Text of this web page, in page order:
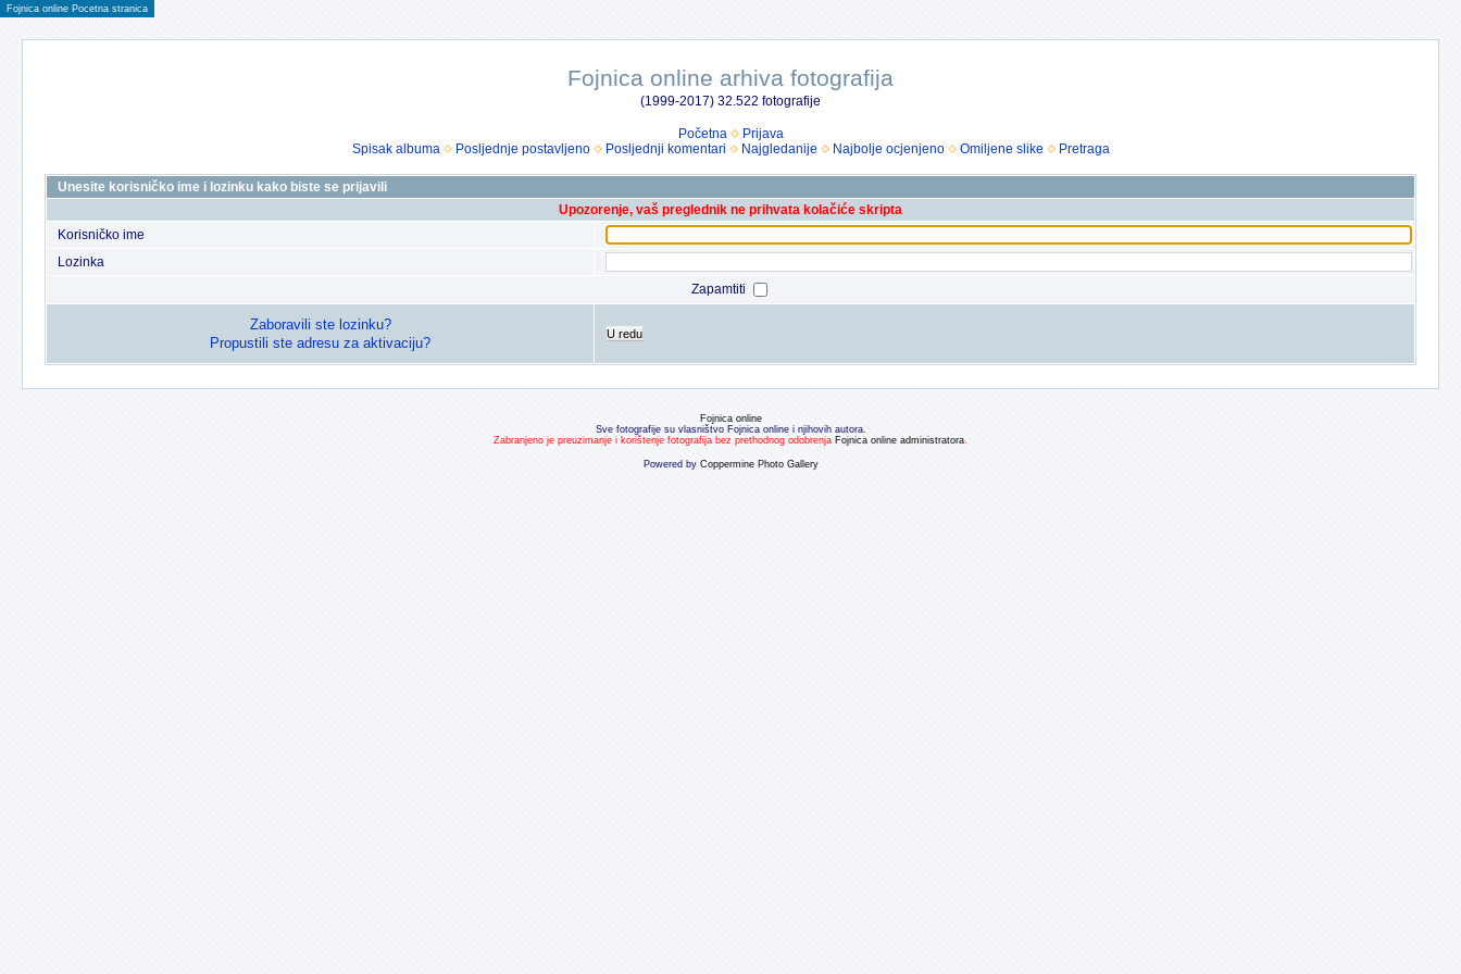
Fojnica online Pocetna stranica
Fojnica online arhiva fotografija
(1999-2017) 32.522 fotografije
Početna
Prijava
Spisak albuma
Posljednje postavljeno Posljednji komentari Najgledanije Najbolje ocjenjeno Omiljene slike Pretraga
Unesite korisničko ime i lozinku kako biste se prijavili
Upozorenje, vaš preglednik ne prihvata kolačiće skripta
Korisničko ime
Lozinka
Zapamtiti
Zaboravili ste lozinku?
Propustili ste adresu za aktivaciju?
U redu
Fojnica online
Sve fotografije su vlasništvo Fojnica online i njihovih autora.
Zabranjeno je preuzimanje i korištenje fotografija bez prethodnog odobrenja Fojnica online administratora.
Powered by Coppermine Photo Gallery